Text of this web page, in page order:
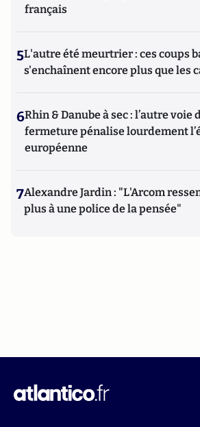
français
5L'autre été meurtrier : ces coups
s'enchaînent encore plus que les
6Rhin & Danube à sec : l’autre voie
fermeture pénalise lourdement
européenne
7Alexandre Jardin : "L'Arcom
plus à une police de la pensée"